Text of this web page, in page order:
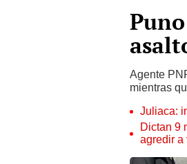
Agente
mientras
Juliaca:
Dictan 9
agredir a